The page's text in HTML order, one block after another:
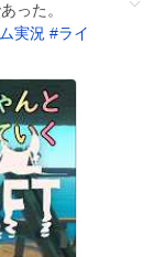
った。
実況 #ライ